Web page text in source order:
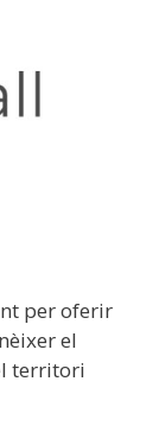
per oferir
el
territori